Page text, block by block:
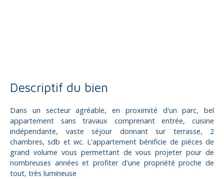
Descriptif du bien
Dans un secteur agréable, en proximité d'un parc, bel
appartement sans travaux comprenant entrée, cuisine
indépendante, vaste séjour donnant sur terrasse, 2
chambres, sdb et wc. L'appartement bénificie de pièces de
grand volume vous permettant de vous projeter pour de
nombreuses années et profiter d'une propriété proche de
tout, très lumineuse